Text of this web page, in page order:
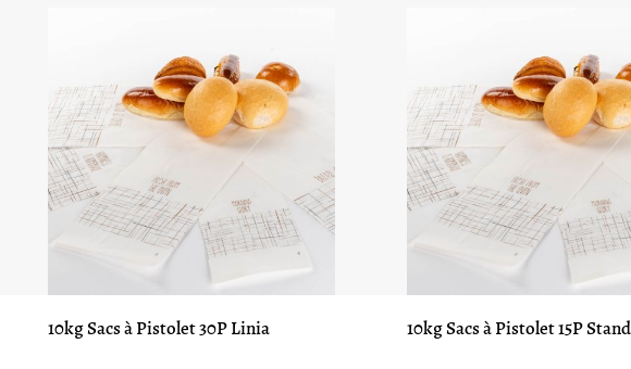
10kg Sacs à Pistolet 30P Linia 10kg Sacs à Pistolet 15P